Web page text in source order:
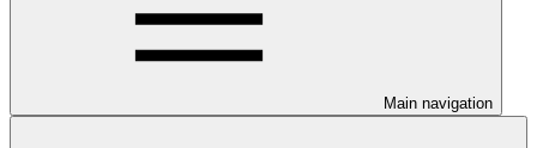
Main navigation